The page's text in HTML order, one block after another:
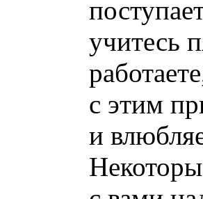
учитесь
работаете
с этим
и